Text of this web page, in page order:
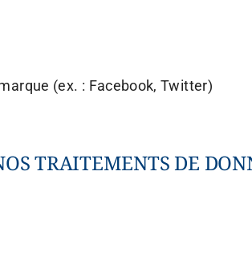
(ex. : Facebook, Twitter)
TRAITEMENTS DE